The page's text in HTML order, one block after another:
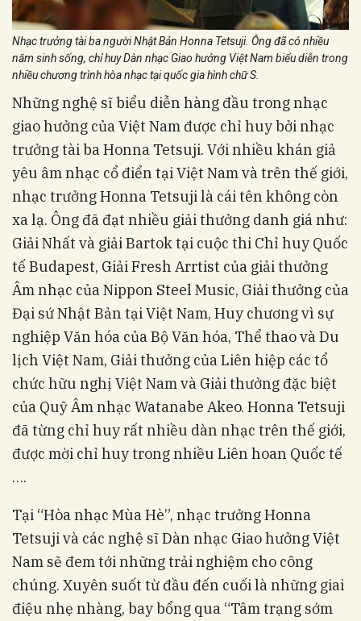
Nhạc trưởng tài ba người Nhật Bản Honna Tetsuji. Ông đã có nhiều
năm sinh sống, chỉ huy Dàn nhạc Giao hưởng Việt Nam biểu diễn trong
nhiều chương trình hòa nhạc tại quốc gia hình chữ S.
Những nghệ sĩ biểu diễn hàng đầu trong nhạc
giao hưởng của Việt Nam được chỉ huy bởi nhạc
trưởng tài ba Honna Tetsuji. Với nhiều khán giả
yêu âm nhạc cổ điển tại Việt Nam và trên thế giới,
nhạc trưởng Honna Tetsuji là cái tên không còn
xa lạ. Ông đã đạt nhiều giải thưởng danh giá như:
Giải Nhất và giải Bartok tại cuộc thi Chỉ huy Quốc
tế Budapest, Giải Fresh Arrtist của giải thưởng
Âm nhạc của Nippon Steel Music, Giải thưởng của
Đại sứ Nhật Bản tại Việt Nam, Huy chương vì sự
nghiệp Văn hóa của Bộ Văn hóa, Thể thao và Du
lịch Việt Nam, Giải thưởng của Liên hiệp các tổ
chức hữu nghị Việt Nam và Giải thưởng đặc biệt
của Quỹ Âm nhạc Watanabe Akeo. Honna Tetsuji
đã từng chỉ huy rất nhiều dàn nhạc trên thế giới,
được mời chỉ huy trong nhiều Liên hoan Quốc tế
….
Tại “Hòa nhạc Mùa Hè”, nhạc trưởng Honna
Tetsuji và các nghệ sĩ Dàn nhạc Giao hưởng Việt
Nam sẽ đem tới những trải nghiệm cho công
chúng. Xuyên suốt từ đầu đến cuối là những giai
điệu nhẹ nhàng, bay bổng qua “Tâm trạng sớm